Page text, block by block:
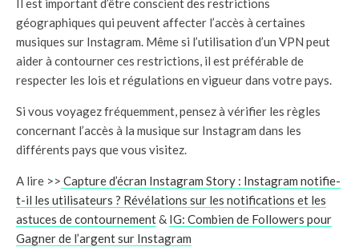
Il est important d’être conscient des restrictions
géographiques qui peuvent affecter l’accès à certaines
musiques sur Instagram. Même si l’utilisation d’un VPN peut
aider à contourner ces restrictions, il est préférable de
respecter les lois et régulations en vigueur dans votre pays.
Si vous voyagez fréquemment, pensez à vérifier les règles
concernant l’accès à la musique sur Instagram dans les
différents pays que vous visitez.
A lire >> Capture d’écran Instagram Story : Instagram notifie-
t-il les utilisateurs ? Révélations sur les notifications et les
astuces de contournement& IG: Combien de Followers pour
Gagner de l’argent sur Instagram